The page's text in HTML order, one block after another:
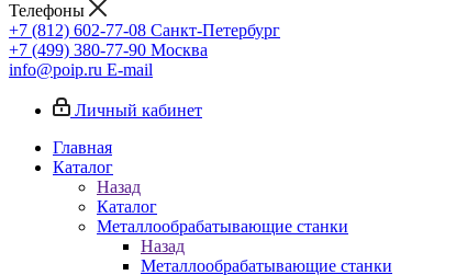
Телефоны
+7 (812) 602-77-08 Санкт-Петербург
+7 (499) 380-77-90 Москва
info@poip.ru E-mail
Личный кабинет
Главная
Каталог
Назад
Каталог
Металлообрабатывающие станки
Назад
Металлообрабатывающие станки